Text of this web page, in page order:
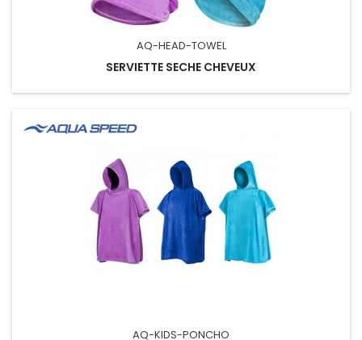
AQ-HEAD-TOWEL
SERVIETTE SECHE CHEVEUX
AQ-KIDS-PONCHO